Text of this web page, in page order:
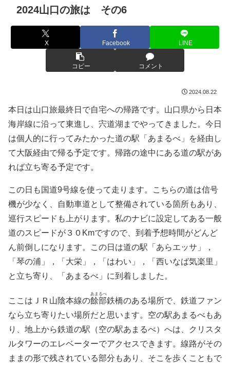
2024山口の旅は その6
X Facebook LINE
コピー コメント
2024.08.22
本日は山口旅最終日で自宅への帰路です。山口県から日本
海岸線に沿って東進し、宍道湖までやってきました。今日
は個人的に行ってみたかった道の駅「あまるべ」を経由し
て大阪経由で帰る予定です。帰路の途中にある道の駅があ
れば立ち寄る予定です。
この日も国道9号線を使って走ります。こちらの道は信号
機が少なく、自動車道として整備されている箇所もあり、
巡行スピードも上がります。私のナビに設定してある一般
道のスピードが３０Kmですので、到着予想時間がどんど
ん前倒しになります。この日は道の駅「あらエッサ」，
「琴の浦」，「大栄」，「はわい」，「西いなば気楽里」
と立ち寄り、「あまるべ」に到着しました。
ここはＪＲ山陰本線の餘部
あまるべ
鉄橋のある場所で、鉄道ファン
なら立ち寄りたい場所だと思います。空の駅あまるべもあ
り、地上から鉄道の駅（空の駅あまるべ）へは、クリスタ
ルタワーのエレベーターでアクセスできます。線路がその
ままの形で残されている部分もあり、そこを歩くこともで